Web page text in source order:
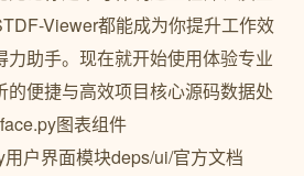
Viewer都能成为你提升工作效
力助手。现在就开始使用体验专业
的便捷与高效项目核心源码数据处
图表组件
户界面模块deps/ui/官方文档